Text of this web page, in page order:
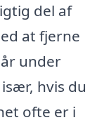
del af
at fjerne
under
hvis du
ofte er i